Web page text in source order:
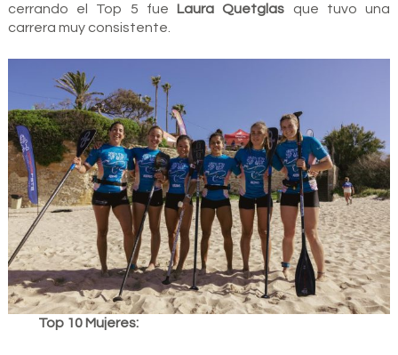
cerrando el Top 5 fue Laura Quetglas que tuvo una
carrera muy consistente.
Top 10 Mujeres: